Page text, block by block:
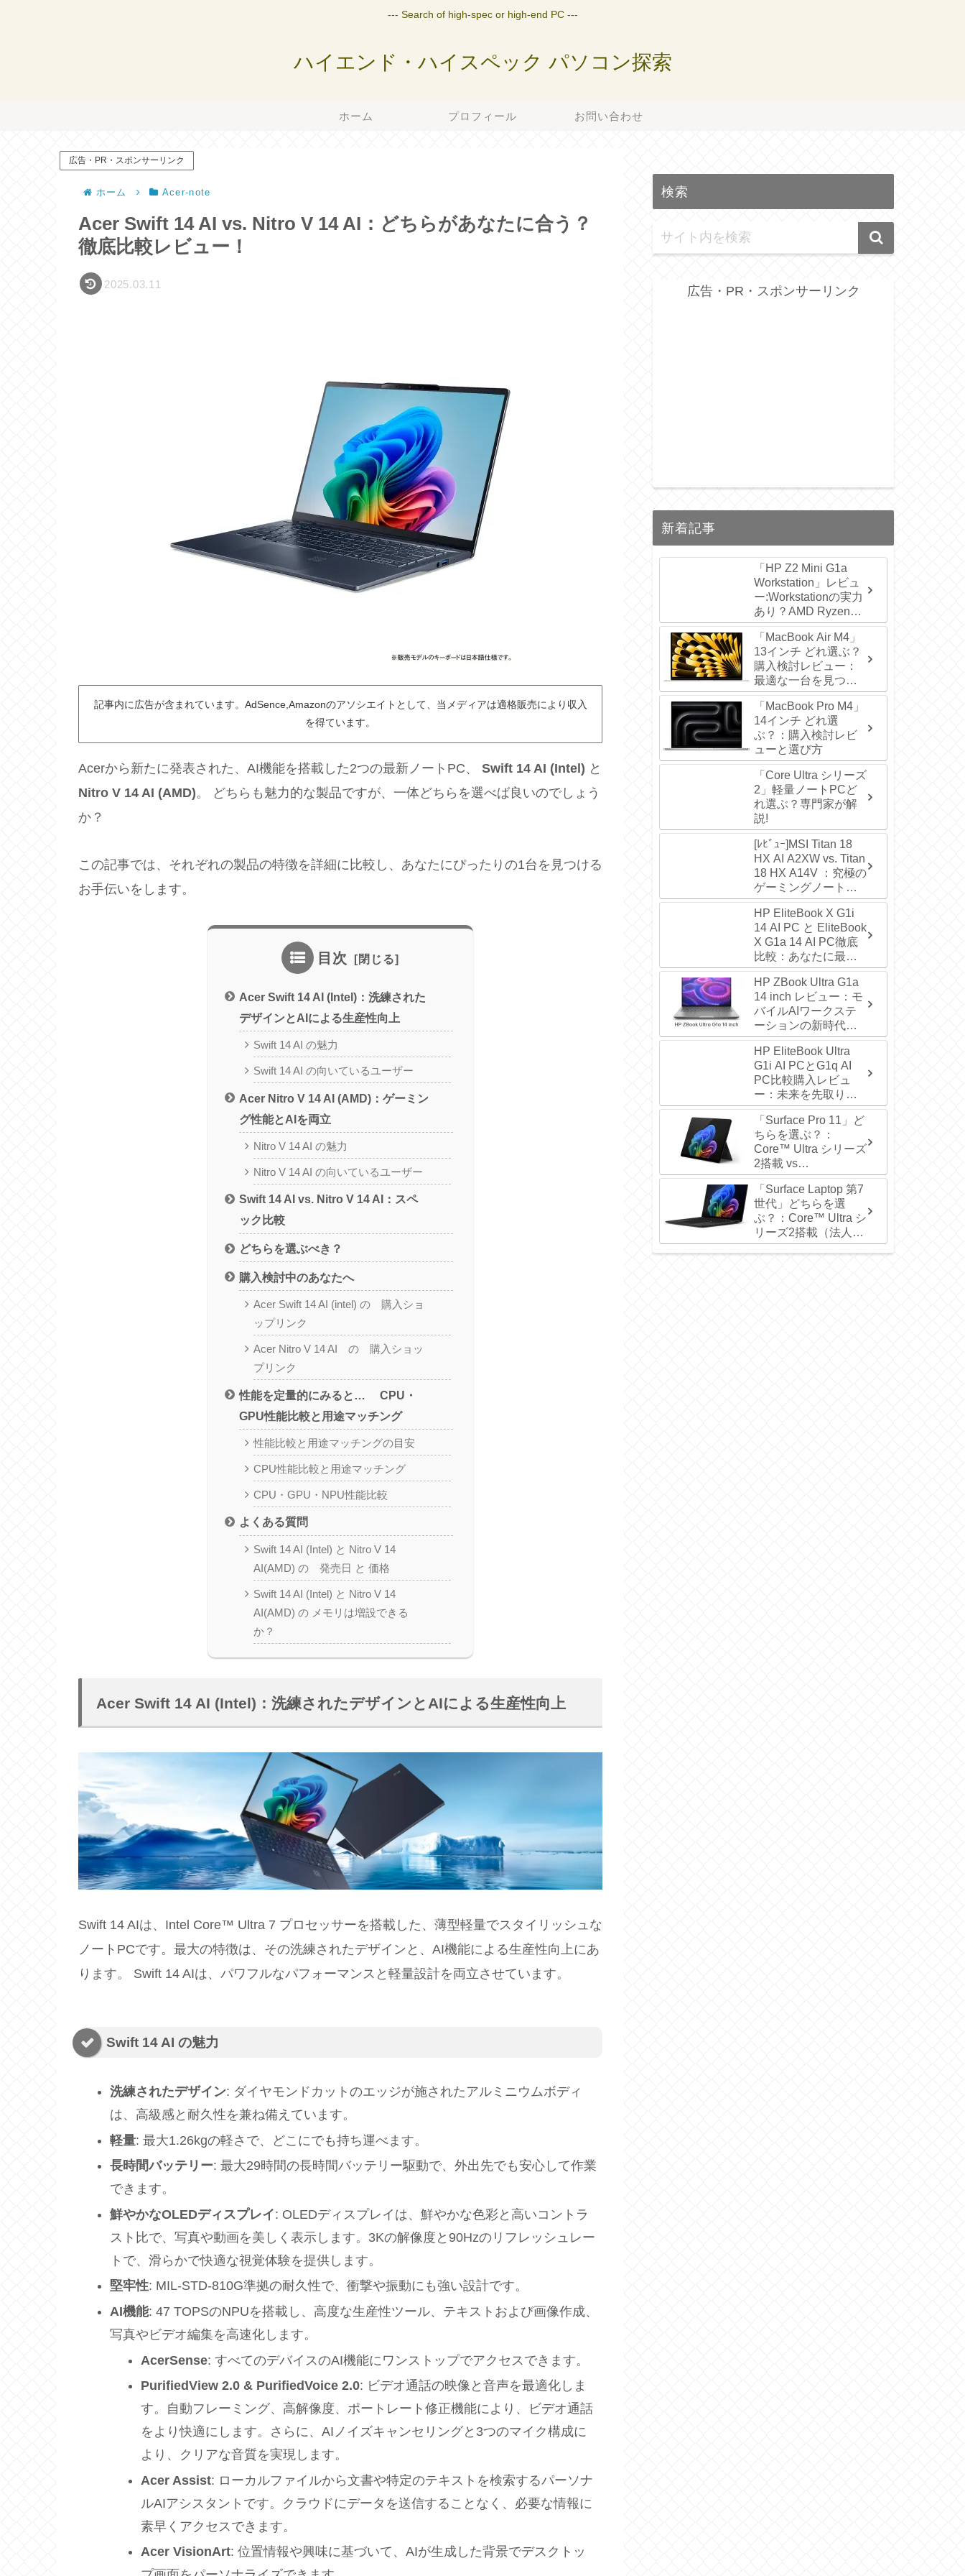
--- Search of high-spec or high-end PC ---
ハイエンド・ハイスペック パソコン探索
ホーム プロフィール お問い合わせ
広告・PR・スポンサーリンク
ホーム Acer-note
Acer Swift 14 AI vs. Nitro V 14 AI：どちらがあなたに合う？
徹底比較レビュー！
2025.03.11
記事内に広告が含まれています。AdSence,Amazonのアソシエイトとして、当メディアは適格販売により収入
を得ています。
Acerから新たに発表された、AI機能を搭載した2つの最新ノートPC、 Swift 14 AI (Intel) と
Nitro V 14 AI (AMD)。 どちらも魅力的な製品ですが、一体どちらを選べば良いのでしょう
か？
この記事では、それぞれの製品の特徴を詳細に比較し、あなたにぴったりの1台を見つける
お手伝いをします。
目次
Acer Swift 14 AI (Intel)：洗練された
デザインとAIによる生産性向上
Swift 14 AI の魅力
Swift 14 AI の向いているユーザー
Acer Nitro V 14 AI (AMD)：ゲーミン
グ性能とAIを両立
Nitro V 14 AI の魅力
Nitro V 14 AI の向いているユーザー
Swift 14 AI vs. Nitro V 14 AI：スペ
ック比較
どちらを選ぶべき？
購入検討中のあなたへ
Acer Swift 14 AI (intel) の 購入ショ
ップリンク
Acer Nitro V 14 AI の 購入ショッ
プリンク
性能を定量的にみると… CPU・
GPU性能比較と用途マッチング
性能比較と用途マッチングの目安
CPU性能比較と用途マッチング
CPU・GPU・NPU性能比較
よくある質問
Swift 14 AI (Intel) と Nitro V 14
AI(AMD) の 発売日 と 価格
Swift 14 AI (Intel) と Nitro V 14
AI(AMD) の メモリは増設できる
か？
Acer Swift 14 AI (Intel)：洗練されたデザインとAIによる生産性向上
Swift 14 AIは、Intel Core™ Ultra 7 プロセッサーを搭載した、薄型軽量でスタイリッシュな
ノートPCです。最大の特徴は、その洗練されたデザインと、AI機能による生産性向上にあ
ります。 Swift 14 AIは、パワフルなパフォーマンスと軽量設計を両立させています。
Swift 14 AI の魅力
洗練されたデザイン: ダイヤモンドカットのエッジが施されたアルミニウムボディ
は、高級感と耐久性を兼ね備えています。
軽量: 最大1.26kgの軽さで、どこにでも持ち運べます。
長時間バッテリー: 最大29時間の長時間バッテリー駆動で、外出先でも安心して作業
できます。
鮮やかなOLEDディスプレイ: OLEDディスプレイは、鮮やかな色彩と高いコントラ
スト比で、写真や動画を美しく表示します。3Kの解像度と90Hzのリフレッシュレー
トで、滑らかで快適な視覚体験を提供します。
堅牢性: MIL-STD-810G準拠の耐久性で、衝撃や振動にも強い設計です。
AI機能: 47 TOPSのNPUを搭載し、高度な生産性ツール、テキストおよび画像作成、
写真やビデオ編集を高速化します。
AcerSense: すべてのデバイスのAI機能にワンストップでアクセスできます。
PurifiedView 2.0 & PurifiedVoice 2.0: ビデオ通話の映像と音声を最適化しま
す。自動フレーミング、高解像度、ポートレート修正機能により、ビデオ通話
をより快適にします。さらに、AIノイズキャンセリングと3つのマイク構成に
より、クリアな音質を実現します。
Acer Assist: ローカルファイルから文書や特定のテキストを検索するパーソナ
ルAIアシスタントです。クラウドにデータを送信することなく、必要な情報に
素早くアクセスできます。
Acer VisionArt: 位置情報や興味に基づいて、AIが生成した背景でデスクトッ
検索
広告・PR・スポンサーリンク
新着記事
「HP Z2 Mini G1a
Workstation」レビュ
ー:Workstationの実力
あり？AMD Ryzen™
AI Max PRO CPUの
選び方
「MacBook Air M4」
13インチ どれ選ぶ？
購入検討レビュー：
最適な一台を見つけ
よう
「MacBook Pro M4」
14インチ どれ選
ぶ？：購入検討レビ
ューと選び方
「Core Ultra シリーズ
2」軽量ノートPCど
れ選ぶ？専門家が解
説!
[ﾚﾋﾞｭｰ]MSI Titan 18
HX AI A2XW vs. Titan
18 HX A14V ：究極の
ゲーミングノート
PC、購入を検討する
なら徹底比較レビュ
ー！
HP EliteBook X G1i
14 AI PC と EliteBook
X G1a 14 AI PC徹底
比較：あなたに最適
な一台は？
HP ZBook Ultra G1a
14 inch レビュー：モ
バイルAIワークステ
ーションの新時代を
切り拓く！
HP EliteBook Ultra
G1i AI PCとG1q AI
PC比較購入レビュ
ー：未来を先取りす
る一台を選ぼう！
「Surface Pro 11」ど
ちらを選ぶ？：
Core™ Ultra シリーズ
2搭載 vs
Snapdragon® X Elite
「Surface Laptop 第7
世代」どちらを選
ぶ？：Core™ Ultra シ
リーズ2搭載（法人向
け） vs Snapdragon®